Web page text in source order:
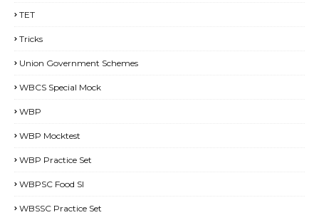
TET
Tricks
Union Government Schemes
WBCS Special Mock
WBP
WBP Mocktest
WBP Practice Set
WBPSC Food SI
WBSSC Practice Set